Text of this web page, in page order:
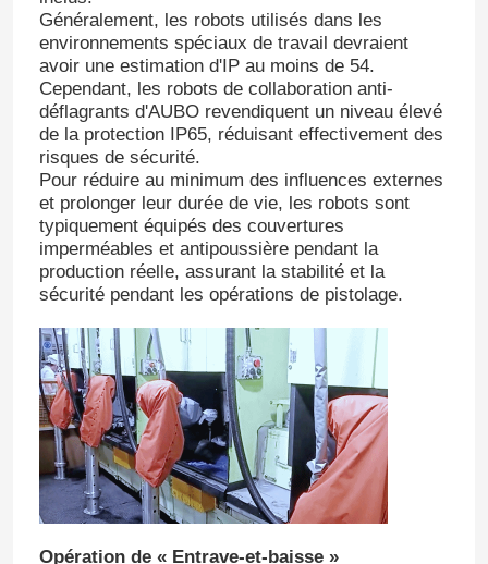
Bras de robot de soudure
bras de palletisation de robot
Robot de collaboration
Machines à commande numérique
Voie linéaire de robot
Positionneur de robot
Housses de protection pour robots
Pack de tenues de robot
Généralement, les robots utilisés dans les
environnements spéciaux de travail devraient
avoir une estimation d'IP au moins de 54.
Cependant, les robots de collaboration anti-
déflagrants d'AUBO revendiquent un niveau élevé
de la protection IP65, réduisant effectivement des
risques de sécurité.
Pour réduire au minimum des influences externes
et prolonger leur durée de vie, les robots sont
typiquement équipés des couvertures
imperméables et antipoussière pendant la
production réelle, assurant la stabilité et la
sécurité pendant les opérations de pistolage.
Opération de « Entrave-et-baisse »